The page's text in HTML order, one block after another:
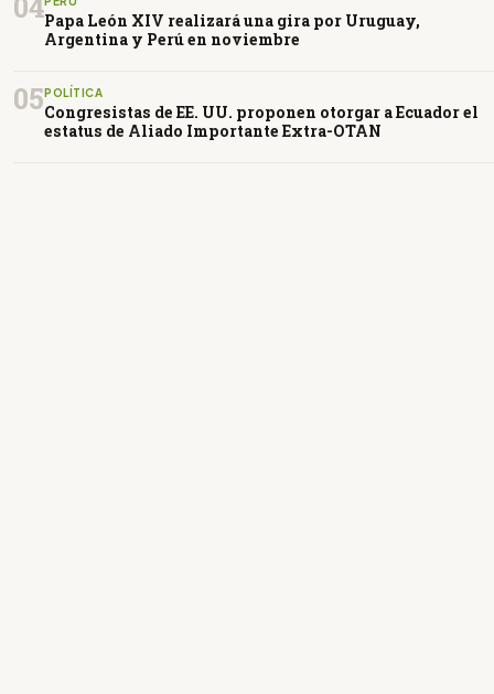
Papa León XIV realizará una gira por Uruguay,
Argentina y Perú en noviembre
05POLÍTICA
Congresistas de EE. UU. proponen otorgar a Ecuador el
estatus de Aliado Importante Extra-OTAN